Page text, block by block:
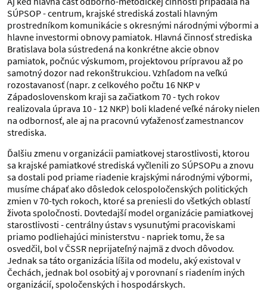
SÚPSOP - centrum, krajské strediská zostali hlavným
prostredníkom komunikácie s okresnými národnými výbormi a
hlavne investormi obnovy pamiatok. Hlavná činnosť strediska
Bratislava bola sústredená na konkrétne akcie obnov
pamiatok, počnúc výskumom, projektovou prípravou až po
samotný dozor nad rekonštrukciou. Vzhľadom na veľkú
rozostavanosť (napr. z celkového počtu 16 NKP v
Západoslovenskom kraji sa začiatkom 70 - tych rokov
realizovala úprava 10 - 12 NKP) boli kladené veľké nároky nielen
na odbornosť, ale aj na pracovnú vyťaženosť zamestnancov
strediska.
Ďalšiu zmenu v organizácii pamiatkovej starostlivosti, ktorou
sa krajské pamiatkové strediská vyčlenili zo SÚPSOPu a znovu
sa dostali pod priame riadenie krajskými národnými výbormi,
musíme chápať ako dôsledok celospoločenských politických
zmien v 70-tych rokoch, ktoré sa preniesli do všetkých oblastí
života spoločnosti. Dovtedajší model organizácie pamiatkovej
starostlivosti - centrálny ústav s vysunutými pracoviskami
priamo podliehajúci ministerstvu - napriek tomu, že sa
osvedčil, bol v ČSSR neprijateľný najmä z dvoch dôvodov.
Jednak sa táto organizácia líšila od modelu, aký existoval v
Čechách, jednak bol osobitý aj v porovnaní s riadením iných
organizácií, spoločenských i hospodárskych.